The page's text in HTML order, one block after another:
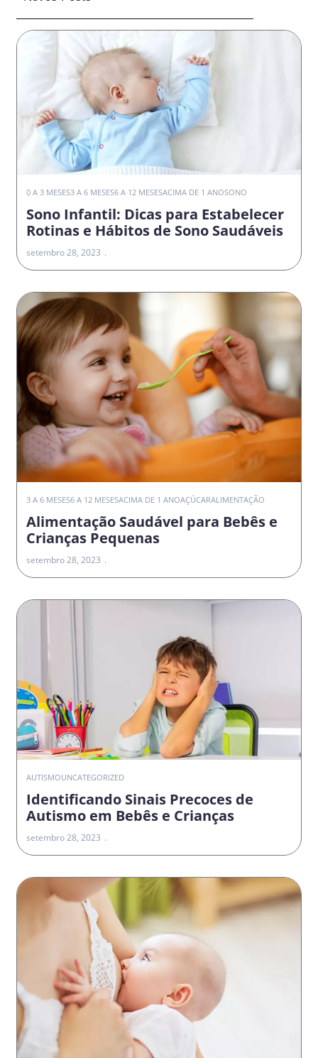
0 A 3 MESES3 A 6 MESES6 A 12 MESESACIMA DE 1 ANOSONO
Sono Infantil: Dicas para Estabelecer
Rotinas e Hábitos de Sono Saudáveis
setembro 28, 2023
3 A 6 MESES6 A 12 MESESACIMA DE 1 ANOAÇÚCARALIMENTAÇÃO
Alimentação Saudável para Bebês e
Crianças Pequenas
setembro 28, 2023
AUTISMOUNCATEGORIZED
Identificando Sinais Precoces de
Autismo em Bebês e Crianças
setembro 28, 2023